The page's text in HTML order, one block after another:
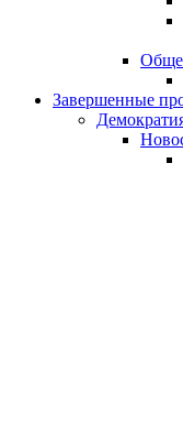
Завершенные